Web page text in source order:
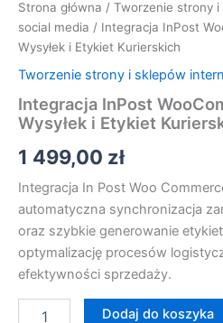
Strona główna / Tworzenie strony
social media / Integracja InPost
Wysyłek i Etykiet Kurierskich
Tworzenie strony i sklepów
Integracja InPost
Wysyłek i Etykiet
1 499,00 zł
Integracja In Post Woo
automatyczna synchronizacja
oraz szybkie generowanie
optymalizację procesów
efektywności sprzedaży.
Dodaj do koszyka